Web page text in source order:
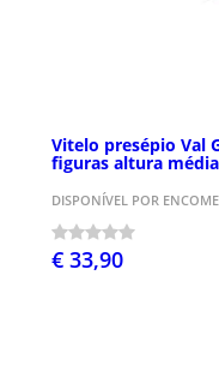
Vitelo presépio Val
figuras altura
DISPONÍVEL POR
€ 33,90